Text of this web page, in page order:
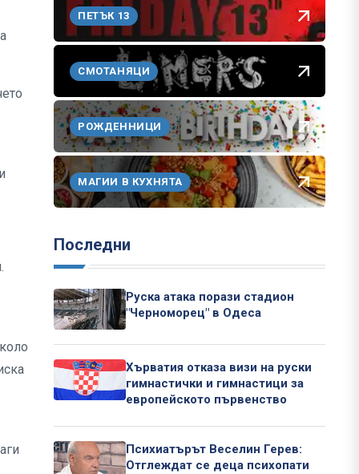
ПЕТЪК 13
СМОТАНЯЦИ
РОЖДЕННИЦИ
МАГИИ В КУХНЯТА
Последни
Руска атака порази стадион
"Черноморец" в Одеса
Хърватия отказа визи на руски
гимнастички и гимнастици за
европейското първенство
Психиатърът Веселин Герев:
Отглеждат се деца психопати